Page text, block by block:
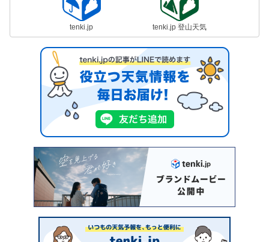
tenki.jp tenki.jp 登山天気